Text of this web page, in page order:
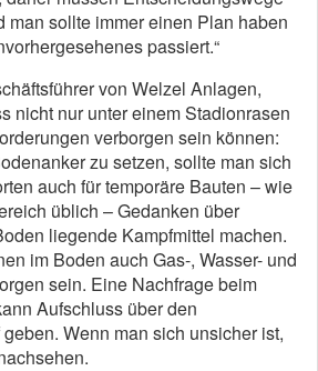
man sollte immer einen Plan haben
passiert.“
von Welzel Anlagen,
nicht nur unter einem Stadionrasen
verborgen sein können:
zu setzen, sollte man sich
auch für temporäre Bauten – wie
üblich – Gedanken über
liegende Kampfmittel machen.
im Boden auch Gas-, Wasser- und
sein. Eine Nachfrage beim
Aufschluss über den
Wenn man sich unsicher ist,